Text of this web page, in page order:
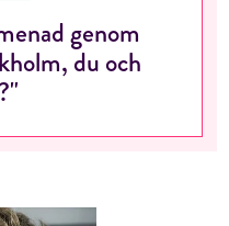
genom
du och